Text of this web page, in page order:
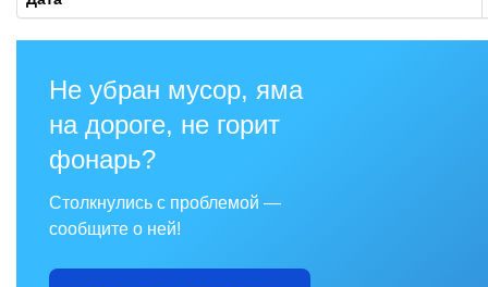
Не убран мусор, яма
на дороге, не горит
фонарь?
Столкнулись с проблемой —
сообщите о ней!